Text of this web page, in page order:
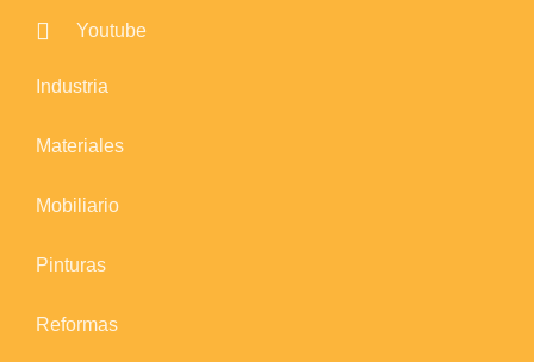
Youtube
Industria
Materiales
Mobiliario
Pinturas
Reformas